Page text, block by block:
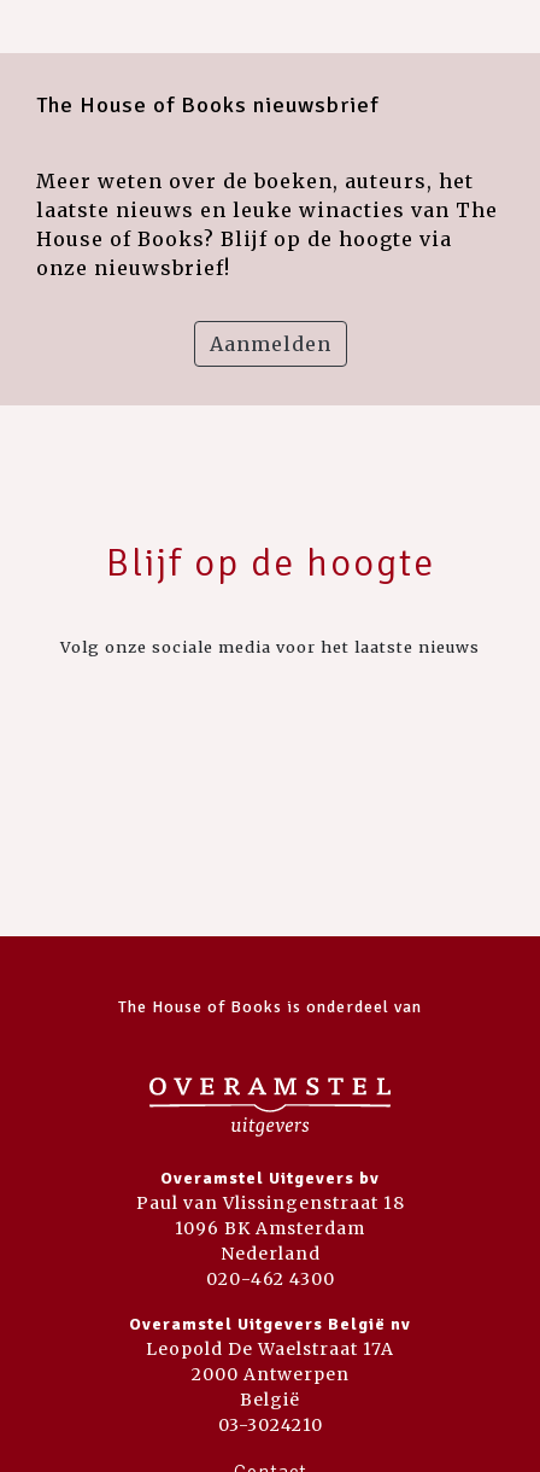
The House of Books nieuwsbrief
Meer weten over de boeken, auteurs, het
laatste nieuws en leuke winacties van The
House of Books? Blijf op de hoogte via
onze nieuwsbrief!
Aanmelden
Blijf op de hoogte
Volg onze sociale media voor het laatste nieuws
The House of Books is onderdeel van
Overamstel Uitgevers bv
Paul van Vlissingenstraat 18
1096 BK Amsterdam
Nederland
020-462 4300
Overamstel Uitgevers België nv
Leopold De Waelstraat 17A
2000 Antwerpen
België
03-3024210